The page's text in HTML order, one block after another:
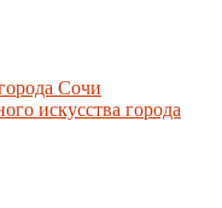
Сочи
искусства города